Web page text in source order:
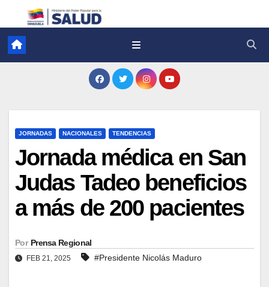
JORNADAS NACIONALES TENDENCIAS
Jornada médica en San
Judas Tadeo beneficios
a más de 200 pacientes
Por Prensa Regional
FEB 21, 2025 #Presidente Nicolás Maduro